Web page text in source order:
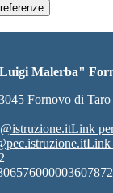
Malerba"
Fornovo di
Link
Link